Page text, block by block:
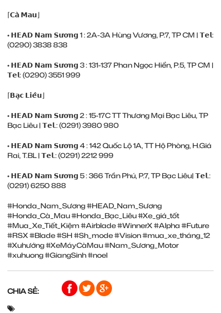
⌈𝗖𝗮̀ 𝗠𝗮𝘂⌋
• 𝗛𝗘𝗔𝗗 𝗡𝗮𝗺 𝗦𝘂̛𝗼̛𝗻𝗴 1 : 2A-3A Hùng Vương, P.7, TP CM | 𝗧𝗲𝗹:
(0290) ‎3838 838
• 𝗛𝗘𝗔𝗗 𝗡𝗮𝗺 𝗦𝘂̛𝗼̛𝗻𝗴 3 : 131-137 Phan Ngọc Hiển, P.5, TP CM |
𝗧𝗲𝗹: (0290) ‎3551 999
⌈𝗕𝗮̣𝗰 𝗟𝗶𝗲̂𝘂⌋
• 𝗛𝗘𝗔𝗗 𝗡𝗮𝗺 𝗦𝘂̛𝗼̛𝗻𝗴 2 : 15-17C TT Thương Mại Bạc Liêu, TP
Bạc Liêu | 𝗧𝗲𝗹.: (0291) ‎3980 980
• 𝗛𝗘𝗔𝗗 𝗡𝗮𝗺 𝗦𝘂̛𝗼̛𝗻𝗴 4 : 142 Quốc Lộ 1A, TT Hộ Phòng, H.Giá
Rai, T.BL | 𝗧𝗲𝗹.: (0291) ‎2212 999
• 𝗛𝗘𝗔𝗗 𝗡𝗮𝗺 𝗦𝘂̛𝗼̛𝗻𝗴 5 : 366 Trần Phú, P.7, TP Bạc Liêu| 𝗧𝗲𝗹.:
(0291) ‎6250 888
#Honda_Nam_Sương#HEAD_Nam_Sương
#Honda_Cà_Mau#Honda_Bạc_Liêu#Xe_giá_tốt
#Mua_Xe_Tiết_Kiệm #Airblade#WinnerX#Alpha #Future
#RSX#Blade#SH #Sh_mode#Vision#mua_xe_tháng_12
#Xuhướng#XeMáyCàMau#Nam_Sương_Motor
#xuhuong#GiangSinh#noel
CHIA SẺ: